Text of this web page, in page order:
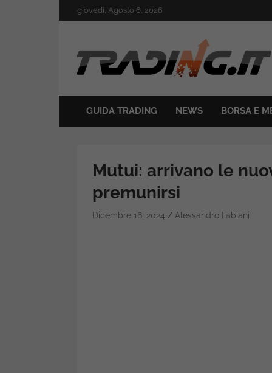
to
giovedì, Agosto 6, 2026
Trading.it
GUIDA TRADING NEWS BORSA E
Mutui: arrivano le
premunirsi
Dicembre 16, 2024 Alessandro Fabiani